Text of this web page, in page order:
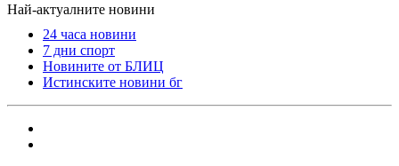
Най-актуалните новини
24 часа новини
7 дни спорт
Новините от БЛИЦ
Истинските новини бг